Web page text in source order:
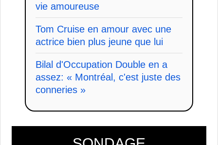
vie amoureuse
Tom Cruise en amour avec une
actrice bien plus jeune que lui
Bilal d'Occupation Double en a
assez: « Montréal, c'est juste des
conneries »